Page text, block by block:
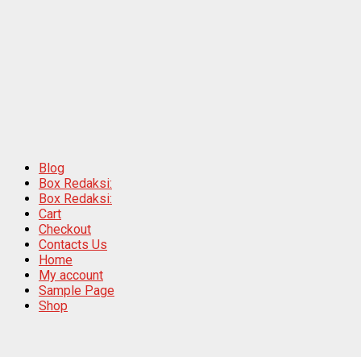
Blog
Box Redaksi:
Box Redaksi:
Cart
Checkout
Contacts Us
Home
My account
Sample Page
Shop